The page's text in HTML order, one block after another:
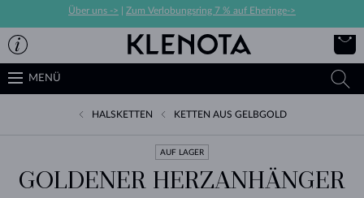
Über uns -> Zum Verlobungsring 7 % auf Eheringe->
MENÜ
HALSKETTEN KETTEN AUS GELBGOLD
AUF LAGER
GOLDENER HERZANHÄNGER